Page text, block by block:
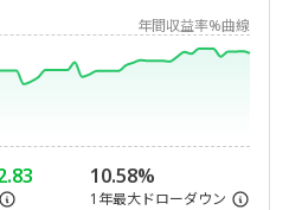
年間収益率%曲線
10.58%
1年最大ドローダウン